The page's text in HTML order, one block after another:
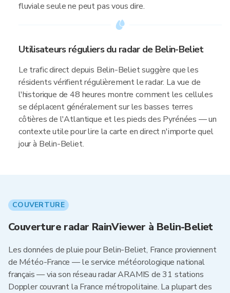
fluviale seule ne peut pas vous dire.
Utilisateurs réguliers du radar de Belin-Beliet
Le trafic direct depuis Belin-Beliet suggère que les
résidents vérifient régulièrement le radar. La vue de
l'historique de 48 heures montre comment les cellules
se déplacent généralement sur les basses terres
côtières de l'Atlantique et les pieds des Pyrénées — un
contexte utile pour lire la carte en direct n'importe quel
jour à Belin-Beliet.
COUVERTURE
Couverture radar RainViewer à Belin-Beliet
Les données de pluie pour Belin-Beliet, France proviennent
de Météo-France — le service météorologique national
français — via son réseau radar ARAMIS de 31 stations
Doppler couvrant la France métropolitaine. La plupart des